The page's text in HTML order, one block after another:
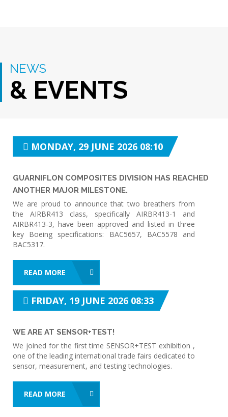
NEWS
& EVENTS
MONDAY, 29 JUNE 2026 08:10
GUARNIFLON COMPOSITES DIVISION HAS REACHED
ANOTHER MAJOR MILESTONE.
We are proud to announce that two breathers from
the AIRBR413 class, specifically AIRBR413-1 and
AIRBR413-3, have been approved and listed in three
key Boeing specifications: BAC5657, BAC5578 and
BAC5317.
READ MORE
FRIDAY, 19 JUNE 2026 08:33
WE ARE AT SENSOR+TEST!
We joined for the first time SENSOR+TEST exhibition ,
one of the leading international trade fairs dedicated to
sensor, measurement, and testing technologies.
READ MORE